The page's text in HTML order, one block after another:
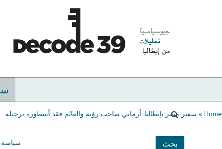
Home
» سفير مصر بإيطاليا: أرماني صاحب رؤية والعالم فقد أسطورة برحيله
سياسة بحث